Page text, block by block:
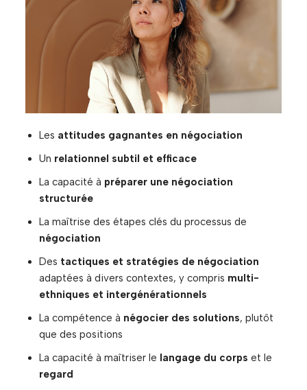
Les attitudes gagnantes en négociation
Un relationnel subtil et efficace
La capacité à préparer une négociation
structurée
La maîtrise des étapes clés du processus de
négociation
Des tactiques et stratégies de négociation
adaptées à divers contextes, y compris multi-
ethniques et intergénérationnels
La compétence à négocier des solutions, plutôt
que des positions
La capacité à maîtriser le langage du corps et le
regard